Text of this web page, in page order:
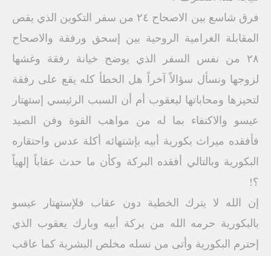
فرق شاسع بين الاصحاح ٢٤ من سفر التكوين الذي يقص
المقابلة الغرامية الروحية بين إسحق ورفقة والاصحاح
۲۸ من نفس السفر الذي يوضح خيانة رفقة وغشها
لزوجها ونسأل سؤالاً آخراً هل الخطأ كله يقع على رفقة
لتحيزها ومحاباتها ليعقوب أم أن السبب الرئيسي إستهتار
عيسو والاكتفاء بما له من مواهب القوة وفن الصيد
فأفقده ميراث بكورية أبيه بإشتهائه أكلة عدس واحتقاره
البكورية وبالتالي أفقده البركة وكأن ما حدث عقاباً إلهياً
؟!
إن الله لا يترك الخطية دون عقاب فلإستهتار عيسو
بالبكورية حرمه الله من بركة أبيه وبارك يعقوب الذي
إحترم البكورية وأتى من نسله مخلص البشرية كما عاقب